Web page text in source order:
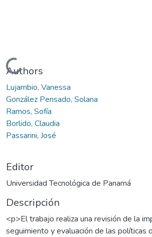
Cargando...
Authors
Lujambio, Vanessa
González Pensado, Solana
Ramos, Sofía
Borlido, Claudia
Passarini, José
Editor
Universidad Tecnológica de Panamá
Descripción
<p>El trabajo realiza una revisión de la
seguimiento y evaluación de las políticas